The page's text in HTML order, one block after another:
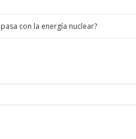
pasa con la energía nuclear?